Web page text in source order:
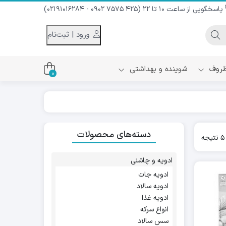
پاسخگویی از ساعت 10 تا 22 (425 7575 0902 - 02191016284)
سرد
شوینده و بهداشتی 0
Sorted
popularity
دسته‌های محصولات
ادویه و چاشنی
ادویه جات
ادویه سالاد
ادویه غذا
انواع سرکه
سس سالاد